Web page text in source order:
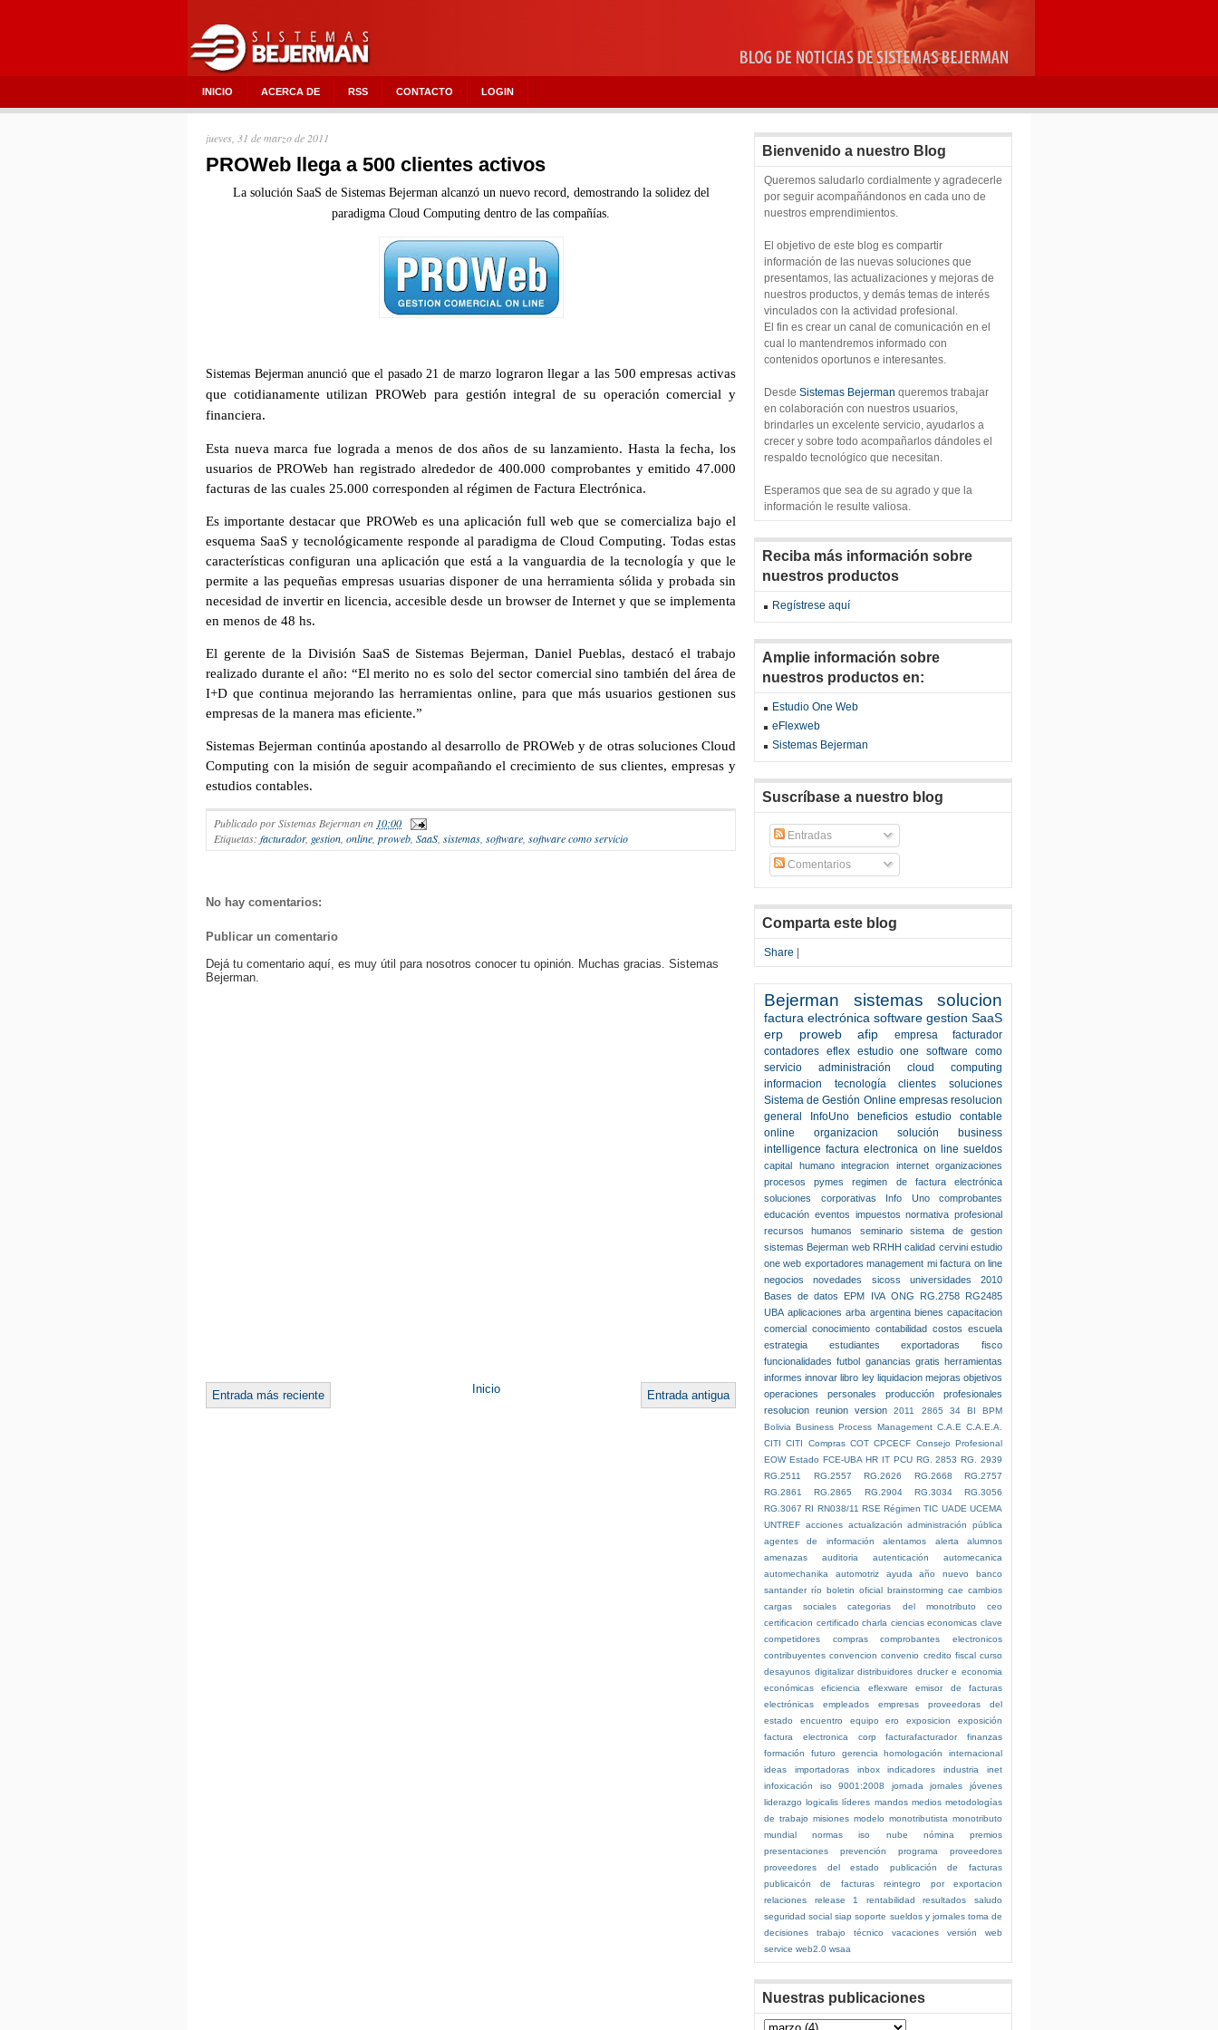
INICIO ACERCA DE RSS CONTACTO LOGIN
jueves, 31 de marzo de 2011
PROWeb llega a 500 clientes activos
La solución SaaS de Sistemas Bejerman alcanzó un nuevo record, demostrando la solidez del
paradigma Cloud Computing dentro de las compañías.
Sistemas Bejerman anunció que el pasado 21 de marzo lograron llegar a las 500 empresas activas
que cotidianamente utilizan PROWeb para gestión integral de su operación comercial y
financiera.
Esta nueva marca fue lograda a menos de dos años de su lanzamiento. Hasta la fecha, los
usuarios de PROWeb han registrado alrededor de 400.000 comprobantes y emitido 47.000
facturas de las cuales 25.000 corresponden al régimen de Factura Electrónica.
Es importante destacar que PROWeb es una aplicación full web que se comercializa bajo el
esquema SaaS y tecnológicamente responde al paradigma de Cloud Computing. Todas estas
características configuran una aplicación que está a la vanguardia de la tecnología y que le
permite a las pequeñas empresas usuarias disponer de una herramienta sólida y probada sin
necesidad de invertir en licencia, accesible desde un browser de Internet y que se implementa
en menos de 48 hs.
El gerente de la División SaaSde Sistemas Bejerman, Daniel Pueblas, destacó el trabajo
realizado durante el año: “El merito no es solo del sector comercial sino también del área de
I+D que continua mejorando las herramientas online, para que más usuarios gestionen sus
empresas de la manera mas eficiente.”
Sistemas Bejerman continúa apostando al desarrollo de PROWeb y de otras soluciones Cloud
Computing con la misión de seguir acompañando el crecimiento de sus clientes, empresas y
estudios contables.
Publicado porSistemas Bejermanen 10:00
Etiquetas: facturador, gestion, online, proweb, SaaS, sistemas, software, software como servicio
No hay comentarios:
Publicar un comentario
Dejá tu comentario aquí, es muy útil para nosotros conocer tu opinión. Muchas gracias. Sistemas
Bejerman.
Entrada más reciente Entrada antigua
Inicio
Bienvenido a nuestro Blog
Queremos saludarlo cordialmente y agradecerle
por seguir acompañándonos en cada uno de
nuestros emprendimientos.
El objetivo de este blog es compartir
información de las nuevas soluciones que
presentamos, las actualizaciones y mejoras de
nuestros productos, y demás temas de interés
vinculados con la actividad profesional.
El fin es crear un canal de comunicación en el
cual lo mantendremos informado con
contenidos oportunos e interesantes.
Desde Sistemas Bejerman queremos trabajar
en colaboración con nuestros usuarios,
brindarles un excelente servicio, ayudarlos a
crecer y sobre todo acompañarlos dándoles el
respaldo tecnológico que necesitan.
Esperamos que sea de su agrado y que la
información le resulte valiosa.
Reciba más información sobre
nuestros productos
Regístrese aquí
Amplie información sobre
nuestros productos en:
Estudio One Web
eFlexweb
Sistemas Bejerman
Suscríbase a nuestro blog
Entradas
Comentarios
Comparta este blog
Share
Bejerman sistemas solucion
factura electrónica software gestion SaaS
erp
proweb afip empresa
facturador
contadores eflex estudio one
software como
servicio
administración
cloud computing
informacion
tecnología clientes
soluciones
Sistema de Gestión Online empresas resolucion
general
InfoUno beneficios
estudio contable
online
organizacion solución
business
intelligence factura electronica on line sueldos
capital humano integracion internet
organizaciones
procesos
pymes
regimen de factura electrónica
soluciones corporativas
Info Uno
comprobantes
educación eventos impuestos normativa profesional
recursos humanos
seminario
sistema de gestion
sistemas Bejerman web RRHH calidad cervini estudio
one web exportadores management mi factura on line
negocios
novedades sicoss universidades
2010
Bases de datos
EPM IVA ONG RG.2758 RG2485
UBA aplicaciones arba argentina bienes capacitacion
comercial conocimiento contabilidad costos escuela
estrategia
estudiantes exportadoras
fisco
funcionalidades futbol ganancias gratis herramientas
informes innovar libro ley liquidacion mejoras objetivos
operaciones
personales producción
profesionales
resolucion reunion version 2011 2865 34 BI
BPM
Bolivia Business Process Management C.A.E C.A.E.A.
CITI CITI Compras COT CPCECF Consejo Profesional
EOW Estado FCE-UBA HR IT PCU RG. 2853 RG. 2939
RG.2511
RG.2557 RG.2626 RG.2668
RG.2757
RG.2861
RG.2865 RG.2904 RG.3034
RG.3056
RG.3067 RI RN038/11 RSE Régimen TIC UADE UCEMA
UNTREF acciones actualización administración pública
agentes de información
alentamos alerta
alumnos
amenazas
auditoria autenticación
automecanica
automechanika
automotriz ayuda año nuevo
banco
santander río boletin oficial brainstorming cae cambios
cargas sociales
categorias del monotributo
ceo
certificacion certificado charla ciencias economicas clave
competidores
compras
comprobantes electronicos
contribuyentes convencion convenio credito fiscal curso
desayunos digitalizar distribuidores drucker e economia
económicas
eficiencia eflexware
emisor de facturas
electrónicas
empleados
empresas proveedoras del
estado
encuentro equipo ero exposicion
exposición
factura electronica corp
facturafacturador
finanzas
formación
futuro gerencia
homologación internacional
ideas
importadoras inbox indicadores industria
inet
infoxicación
iso 9001:2008 jornada jornales
jóvenes
liderazgo logicalis líderes mandos medios metodologías
de trabajo misiones modelo monotributista monotributo
mundial
normas iso nube nómina
premios
presentaciones
prevención programa
proveedores
proveedores del estado
publicación de facturas
publicaicón de facturas
reintegro por exportacion
relaciones
release 1 rentabilidad resultados
saludo
seguridad social siap soporte sueldos y jornales toma de
decisiones
trabajo técnico vacaciones versión
web
service web2.0 wsaa
Nuestras publicaciones